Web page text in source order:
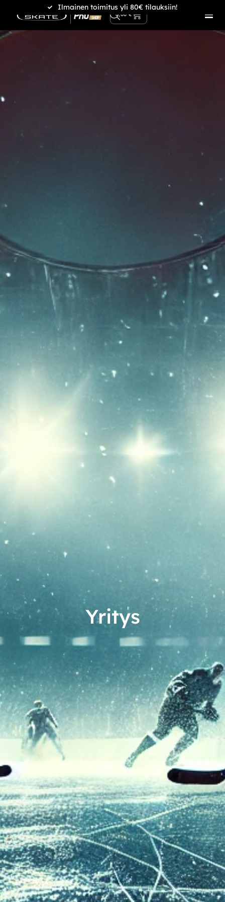
Ilmainen toimitus yli 80€ tilauksiin!
0,00 €
0
Yritys